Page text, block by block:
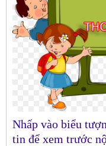
Nhấp vào biểu
tin để xem trước